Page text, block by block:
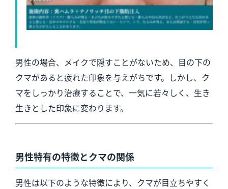
男性の場合、メイクで隠すことがないため、目の下の
クマがあると疲れた印象を与えがちです。しかし、ク
マをしっかり治療することで、一気に若々しく、生き
生きとした印象に変わります。
男性特有の特徴とクマの関係
男性は以下のような特徴により、クマが目立ちやすく